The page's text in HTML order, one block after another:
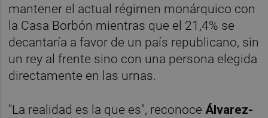
mantener el actual régimen monárquico con
la Casa Borbón mientras que el 21,4% se
decantaría a favor de un país republicano, sin
un rey al frente sino con una persona elegida
directamente en las urnas.
"La realidad es la que es", reconoceÁlvarez-